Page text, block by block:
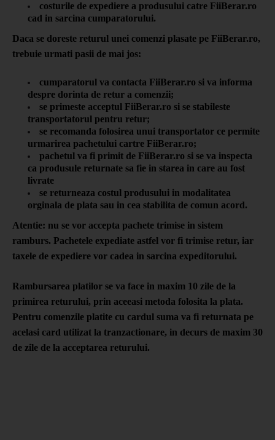
costurile de expediere a produsului catre FiiBerar.ro
cad in sarcina cumparatorului.
Daca se doreste returul unei comenzi plasate pe FiiBerar.ro,
trebuie urmati pasii de mai jos:
cumparatorul va contacta FiiBerar.ro si va informa
despre dorinta de retur a comenzii;
se primeste acceptul FiiBerar.ro si se stabileste
transportatorul pentru retur;
se recomanda folosirea unui transportator ce permite
urmarirea pachetului cartre FiiBerar.ro;
pachetul va fi primit de FiiBerar.ro si se va inspecta
ca produsule returnate sa fie in starea in care au fost
livrate
se returneaza costul produsului in modalitatea
orginala de plata sau in cea stabilita de comun acord.
Atentie: nu se vor accepta pachete trimise in sistem
ramburs. Pachetele expediate astfel vor fi trimise retur, iar
taxele de expediere vor cadea in sarcina expeditorului.
Rambursarea platilor se va face in maxim 10 zile de la
primirea returului, prin aceeasi metoda folosita la plata.
Pentru comenzile platite cu cardul suma va fi returnata pe
acelasi card utilizat la tranzactionare, in decurs de maxim 30
de zile de la acceptarea returului.